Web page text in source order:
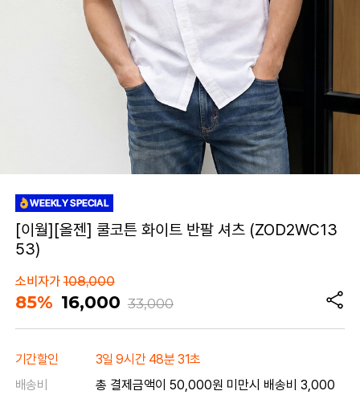
[이월][올젠] 쿨코튼 화이트 반팔 셔츠 (ZOD2WC13
53)
소비자가108,000
85% 16,000 33,000
기간할인
3일 9시간 48분 31초
배송비
총 결제금액이 50,000원 미만시 배송비 3,000